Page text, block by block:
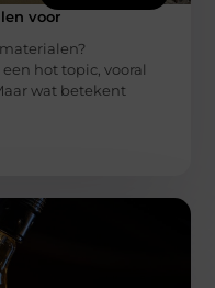
voor
hot topic, vooral
wat betekent